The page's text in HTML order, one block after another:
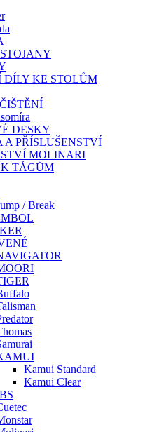
KE STOLŮM
DESKY
PŘÍSLUŠENSTVÍ
MOLINARI
K TÁGŮM
/ Break
Kamui Standard
Kamui Clear